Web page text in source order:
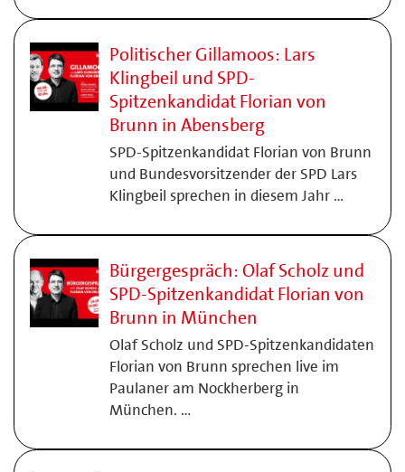
Politischer Gillamoos: Lars
Klingbeil und SPD-
Spitzenkandidat Florian von
Brunn in Abensberg
SPD-Spitzenkandidat Florian von Brunn
und Bundesvorsitzender der SPD Lars
Klingbeil sprechen in diesem Jahr …
Bürgergespräch: Olaf Scholz und
SPD-Spitzenkandidat Florian von
Brunn in München
Olaf Scholz und SPD-Spitzenkandidaten
Florian von Brunn sprechen live im
Paulaner am Nockherberg in
München. …